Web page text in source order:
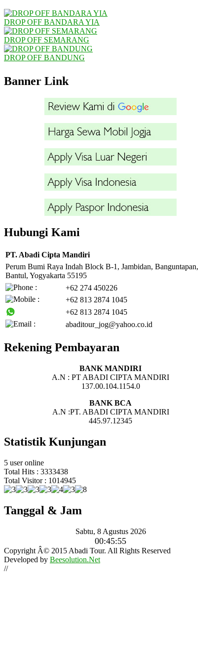
DROP OFF BANDARA YIA
DROP OFF SEMARANG
DROP OFF BANDUNG
Banner Link
Hubungi Kami
PT. Abadi Cipta Mandiri
Perum Bumi Raya Indah Block B-1, Jambidan, Banguntapan,
Bantul, Yogyakarta 55195
+62 274 450226
+62 813 2874 1045
+62 813 2874 1045
abaditour_jog@yahoo.co.id
Rekening Pembayaran
BANK MANDIRI
A.N : PT ABADI CIPTA MANDIRI
137.00.104.1154.0
BANK BCA
A.N :PT. ABADI CIPTA MANDIRI
445.97.12345
Statistik Kunjungan
5 user online
Total Hits : 3333438
Total Visitor : 1014945
Tanggal & Jam
Sabtu, 8 Agustus 2026
00:45:56
Copyright Â© 2015 Abadi Tour. All Rights Reserved
Developed by Beesolution.Net
//